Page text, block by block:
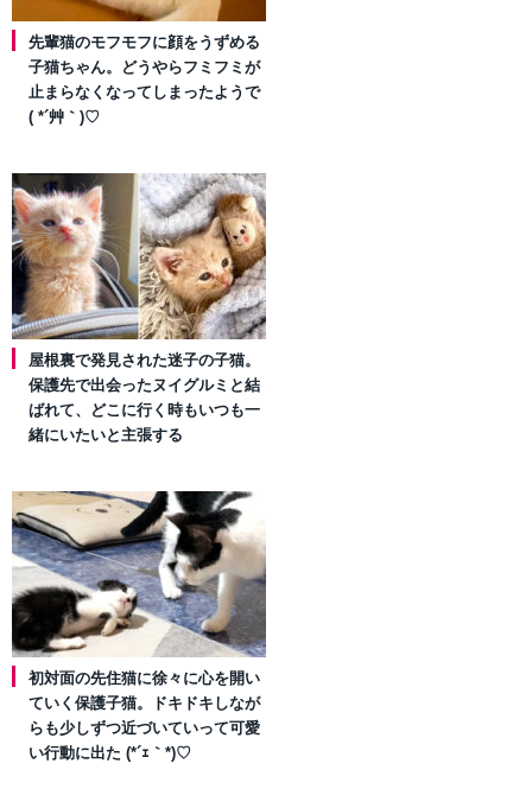
先輩猫のモフモフに顔をうずめる
子猫ちゃん。どうやらフミフミが
止まらなくなってしまったようで
( *´艸｀)♡
屋根裏で発見された迷子の子猫。
保護先で出会ったヌイグルミと結
ばれて、どこに行く時もいつも一
緒にいたいと主張する
初対面の先住猫に徐々に心を開い
ていく保護子猫。ドキドキしなが
らも少しずつ近づいていって可愛
い行動に出た (*´ｪ｀*)♡